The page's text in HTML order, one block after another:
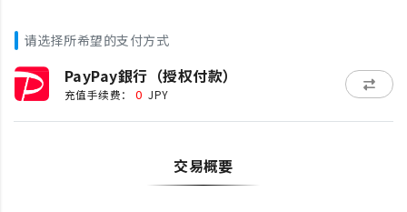
请选择所希望的支付方式
PayPay銀行（授权付款）
充值手续费： 0 JPY
交易概要